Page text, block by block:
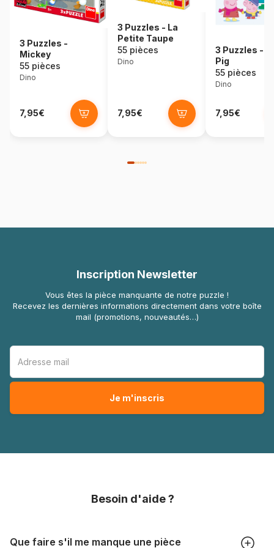
3 Puzzles -
Mickey
55 pièces
Dino
7,95€
3 Puzzles - La
Petite Taupe
55 pièces
Dino
7,95€
3 Puzzles -
Pig
55 pièces
Dino
7,95€
Inscription Newsletter
Vous êtes la pièce manquante de notre puzzle !
Recevez les dernières informations directement dans votre boîte
mail (promotions, nouveautés…)
Besoin d'aide ?
Que faire s'il me manque une pièce